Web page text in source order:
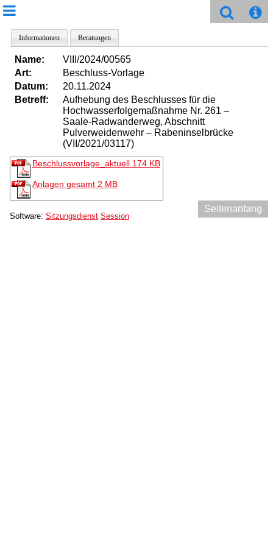
Informationen Beratungen
Name:
VIII/2024/00565
Art:
Beschluss-Vorlage
Datum:
20.11.2024
Betreff:
Aufhebung des Beschlusses für die
Hochwasserfolgemaßnahme Nr. 261 –
Saale-Radwanderweg, Abschnitt
Pulverweidenwehr – Rabeninselbrücke
(VII/2021/03117)
Beschlussvorlage_aktuell 174 KB
Anlagen gesamt 2 MB
Seitenanfang
Software: Sitzungsdienst Session